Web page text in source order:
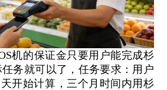
机的保证金只要用户能完成杉
务就可以了，任务要求：用户
开始计算，三个月时间内用杉